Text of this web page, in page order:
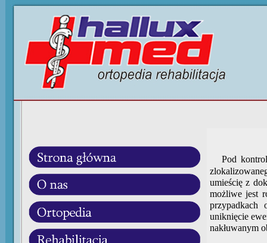
Pod
umieścię z
możliwe jest
przypadkach
uniknięcie
nakłuwanym